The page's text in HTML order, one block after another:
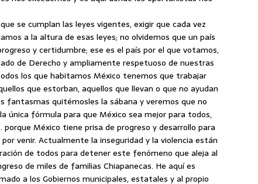
se cumplan las leyes vigentes, exigir que cada vez
a la altura de esas leyes; no olvidemos que un país
y certidumbre; ese es el país por el que votamos,
de Derecho y ampliamente respetuoso de nuestras
los que habitamos México tenemos que trabajar
que estorban, aquellos que llevan o que no ayudan
fantasmas quitémosles la sábana y veremos que no
única fórmula para que México sea mejor para todos,
México tiene prisa de progreso y desarrollo para
venir. Actualmente la inseguridad y la violencia están
de todos para detener este fenómeno que aleja al
de miles de familias Chiapanecas. He aquí es
a los Gobiernos municipales, estatales y al propio